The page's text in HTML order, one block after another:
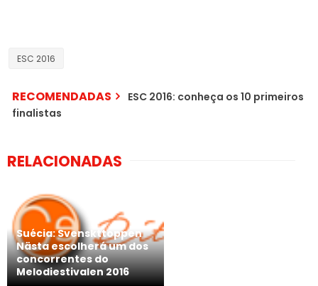
ESC 2016
RECOMENDADAS
ESC 2016: conheça os 10 primeiros
finalistas
RELACIONADAS
Suécia: Svenskttoppen
Nästa escolherá um dos
concorrentes do
Melodiestivalen 2016